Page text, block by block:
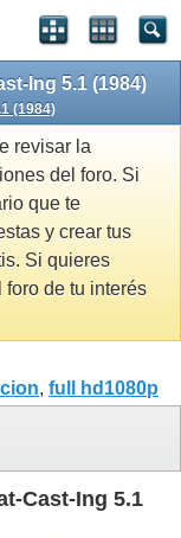
Ing 5.1 (1984)
(1984)
revisar la
del foro. Si
que te
y crear tus
Si quieres
de tu interés
, full hd1080p
Cast-Ing 5.1